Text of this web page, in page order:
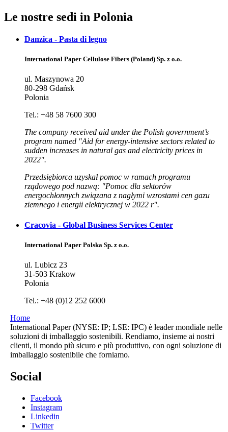
Le nostre sedi in Polonia
Danzica - Pasta di legno
International Paper Cellulose Fibers (Poland) Sp. z o.o.
ul. Maszynowa 20
80-298 Gdańsk
Polonia
Tel.: +48 58 7600 300
The company received aid under the Polish government’s
program named "Aid for energy-intensive sectors related to
sudden increases in natural gas and electricity prices in
2022".
Przedsiębiorca uzyskał pomoc w ramach programu
rządowego pod nazwą: "Pomoc dla sektorów
energochłonnych związana z nagłymi wzrostami cen gazu
ziemnego i energii elektrycznej w 2022 r".
Cracovia - Global Business Services Center
International Paper Polska Sp. z o.o.
ul. Lubicz 23
31-503 Krakow
Polonia
Tel.: +48 (0)12 252 6000
Home
International Paper (NYSE: IP; LSE: IPC) è leader mondiale nelle
soluzioni di imballaggio sostenibili. Rendiamo, insieme ai nostri
clienti, il mondo più sicuro e più produttivo, con ogni soluzione di
imballaggio sostenibile che forniamo.
Social
Facebook
Instagram
Linkedin
Twitter